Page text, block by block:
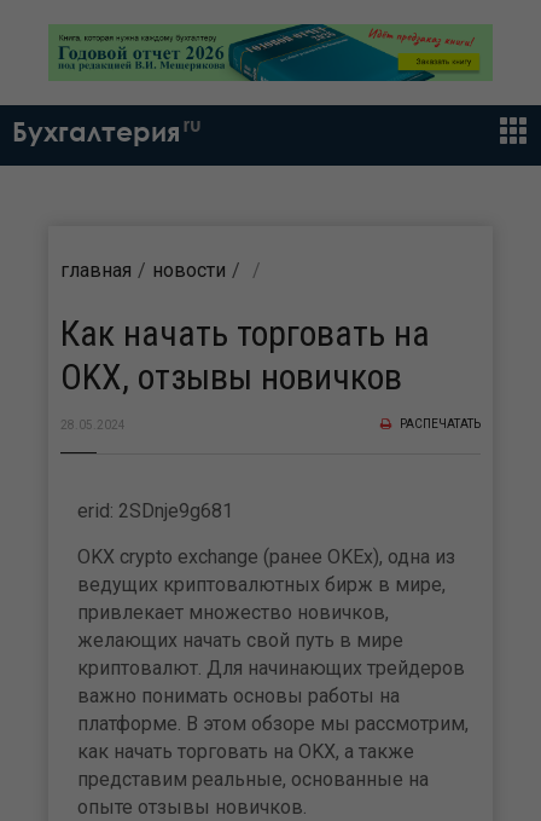
Бухгалтерия ru
главная новости
Как начать торговать на
OKX, отзывы новичков
28.05.2024 РАСПЕЧАТАТЬ
erid: 2SDnje9g681
OKX crypto exchange (ранее OKEx), одна из
ведущих криптовалютных бирж в мире,
привлекает множество новичков,
желающих начать свой путь в мире
криптовалют. Для начинающих трейдеров
важно понимать основы работы на
платформе. В этом обзоре мы рассмотрим,
как начать торговать на OKX, а также
представим реальные, основанные на
опыте отзывы новичков.